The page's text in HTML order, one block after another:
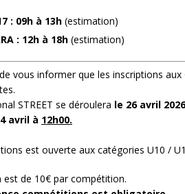
: 09h à 13h (estimation)
: 12h à 18h (estimation)
vous informer que les inscriptions
STREET se déroulera le 26 avril
avril à 12h00.
est ouverte aux catégories U10 /
est de 10€ par compétition.